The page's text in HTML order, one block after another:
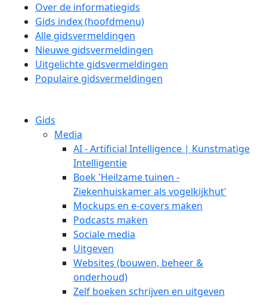
Over de informatiegids
Gids index (hoofdmenu)
Alle gidsvermeldingen
Nieuwe gidsvermeldingen
Uitgelichte gidsvermeldingen
Populaire gidsvermeldingen
Gids
Media
AI - Artificial Intelligence | Kunstmatige
Intelligentie
Boek 'Heilzame tuinen -
Ziekenhuiskamer als vogelkijkhut'
Mockups en e-covers maken
Podcasts maken
Sociale media
Uitgeven
Websites (bouwen, beheer &
onderhoud)
Zelf boeken schrijven en uitgeven